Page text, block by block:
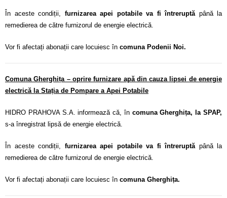
În aceste condiții, furnizarea apei potabile va fi întreruptă până la
remedierea de către furnizorul de energie electrică.
Vor fi afectați abonații care locuiesc în comuna Podenii Noi.
Comuna Gherghița – oprire furnizare apă din cauza lipsei de energie
electrică la Stația de Pompare a Apei Potabile
HIDRO PRAHOVA S.A. informează că, în comuna Gherghița, la SPAP,
s-a înregistrat lipsă de energie electrică.
În aceste condiții, furnizarea apei potabile va fi întreruptă până la
remedierea de către furnizorul de energie electrică.
Vor fi afectați abonații care locuiesc în comuna Gherghița.